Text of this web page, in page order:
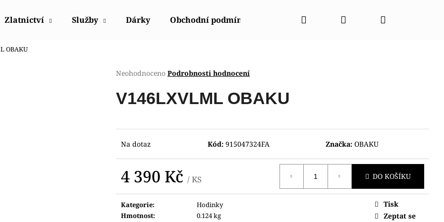
Zlatnictví Služby Dárky Obchodní podmínky Napište nám Kontakty
Hledat PřihlášeníNákupní
OBAKU
Průměrné
produktu
je
5
Neohodnoceno Podrobnosti hodnocení
V146LXVLML OBAKU
Na dotaz Kód: 915047324FA Značka: OBAKU
4 390 Kč / KS DO KOŠÍKU
Kategorie:
Hodinky
Hmotnost:
0.124 kg
Tisk
Zeptat se
Co potřebujete najít?
HLEDAT
HODINKY ORIENT CGW01001W0